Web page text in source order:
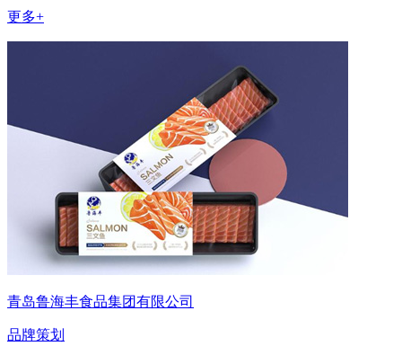
更多+
青岛鲁海丰食品集团有限公司
品牌策划